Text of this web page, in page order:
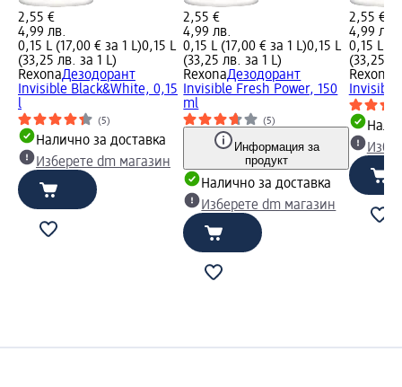
2,55 €
4,99 лв.
0,15 L (17,00 € за 1 L)0,15 L
(33,25 лв. за 1 L)
RexonaДезодорант
Invisible Black&White, 0,15
l
(5)
Налично за доставка
Изберете dm магазин
2,55 €
4,99 лв.
0,15 L (17,00 € за 1 L)0,15 L
(33,25 лв. за 1 L)
RexonaДезодорант
Invisible Fresh Power, 150
ml
(5)
Информация за
продукт
Налично за доставка
Изберете dm магазин
2,55 €
4,99 лв.
0,15 L
(33,25
Rexona
Invisible